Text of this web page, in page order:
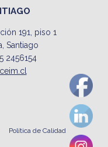
191, piso 1
Santiago
2456154
Política de Calidad